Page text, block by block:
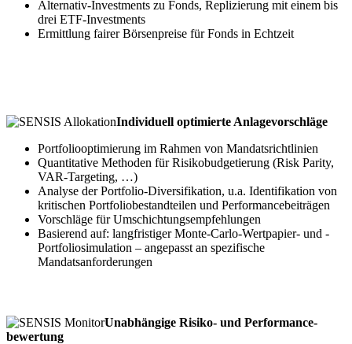
Alternativ-Investments zu Fonds, Replizierung mit einem bis
drei ETF-Investments
Ermittlung fairer Börsenpreise für Fonds in Echtzeit
Individuell optimierte Anlagevorschläge
Portfoliooptimierung im Rahmen von Mandatsrichtlinien
Quantitative Methoden für Risiko­budgetierung (Risk Parity,
VAR-Targeting, …)
Analyse der Portfolio-Diversifikation, u.a. Identifikation von
kritischen Portfoliobestandteilen und Performancebeiträgen
Vorschläge für Umschichtungsempfehlungen
Basierend auf: langfristiger Monte-Carlo-Wertpapier- und -
Portfoliosimulation – angepasst an spezifische
Mandatsanforderungen
Unabhängige Risiko- und ­Performance­
bewertung